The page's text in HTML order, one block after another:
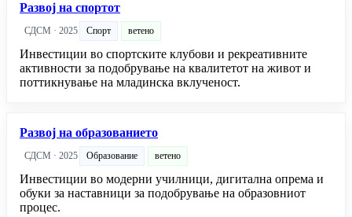
Развој на спортот
СДСМ · 2025 Спорт ветено
Инвестиции во спортските клубови и рекреативните
активности за подобрување на квалитетот на живот и
поттикнување на младинска вклученост.
Развој на образованието
СДСМ · 2025 Образование ветено
Инвестиции во модерни училници, дигитална опрема и
обуки за наставници за подобрување на образовниот
процес.